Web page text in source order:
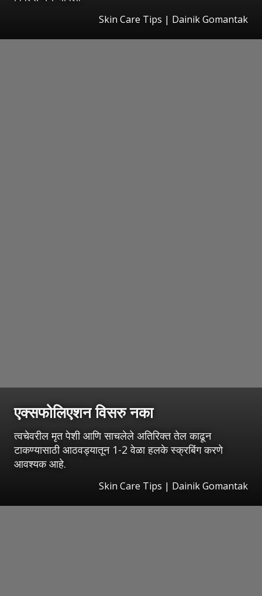
Skin Care Tips | Dainik Gomantak
एक्सफोलिएशन विसरु नका
त्वचेवरील मृत पेशी आणि साचलेले अतिरिक्त तेल काढून
टाकण्यासाठी आठवड्यातून 1-2 वेळा हलके स्क्रबिंग करणे
आवश्यक आहे.
Skin Care Tips | Dainik Gomantak